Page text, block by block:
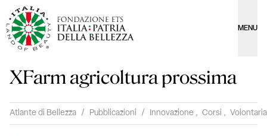
MENU
XFarm agricoltura prossima
Atlante di Bellezza / Pubblicazioni / Innovazione , Corsi ,